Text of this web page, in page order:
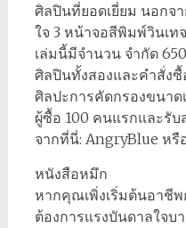
ศิลปินที่ยอดเยี่ยม นอกจ
ใจ 3 หน้าจอสีพิมพ์วินเ
เล่มนี้มีจำนวน จำกัด
ศิลปินทั้งสองและคำสั่งซื้
ศิลปะการคัดกรองขนาด
ผู้ซื้อ 100 คนแรกและรับ
จากที่นี่: AngryBlue หรื
หนังสือหมึก
หากคุณเพิ่งเริ่มต้นอา
ต้องการแรงบันดาลใจบ